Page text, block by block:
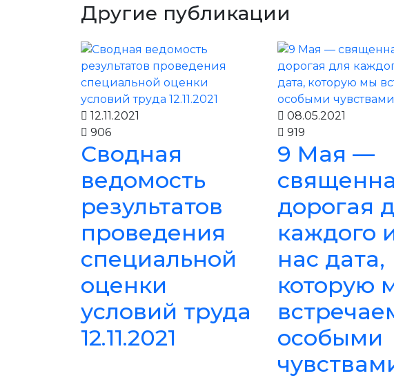
Другие публикации
12.11.2021
906
Сводная
ведомость
результатов
проведения
специальной
оценки
условий труда
12.11.2021
08.05.2021
919
9 Мая —
дорогая
каждого
нас дата,
которую
особыми